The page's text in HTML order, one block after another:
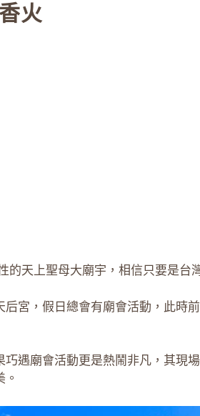
火
的天上聖母大廟宇，相信只要是台
后宮，假日總會有廟會活動，此時
遇廟會活動更是熱鬧非凡，其現